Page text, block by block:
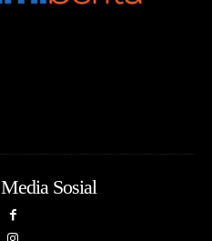
Media Sosial